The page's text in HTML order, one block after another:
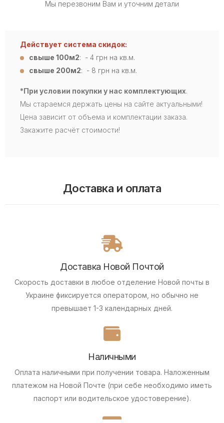
Мы перезвоним Вам и уточним детали
Действует система скидок:
свыше 100м2: - 4 грн на кв.м.
свыше 200м2: - 8 грн на кв.м.
*При условии покупки у нас комплектующих.
Мы стараемся держать цены на сайте актуальными!
Цена зависит от объема и комплектации заказа.
Закажите расчёт стоимости!
Доставка и оплата
Доставка Новой Почтой
Скорость доставки в любое отделение Новой почты в
Украине фиксируется оператором, но обычно не
превышает 1-3 календарных дней.
Наличными
Оплата наличными при получении товара. Наложенным
платежом на Новой Почте (при себе необходимо иметь
паспорт или водительское удостоверение).